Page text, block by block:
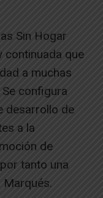
Sin Hogar
continuada que
a muchas
configura
desarrollo de
a la
de
tanto una
Marqués.